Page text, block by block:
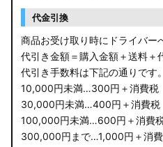
代金引換
商品お受け取り時にドライバー
代引き金額＝購入金額＋送料＋
代引き手数料は下記の通りです。
10,000円未満…300円＋消費税
30,000円未満…400円＋消費税
100,000円未満…600円＋消費
300,000円まで…1,000円＋消